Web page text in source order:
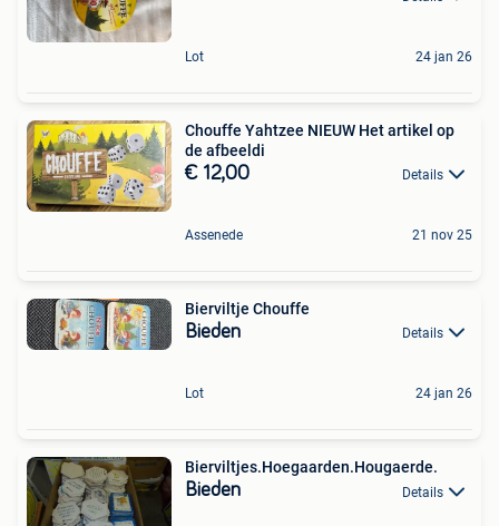
Lot 24 jan 26
Chouffe Yahtzee NIEUW Het artikel op
de afbeeldi
€ 12,00 Details
Assenede 21 nov 25
Bierviltje Chouffe
Bieden Details
Lot 24 jan 26
Bierviltjes.Hoegaarden.Hougaerde.
Bieden Details